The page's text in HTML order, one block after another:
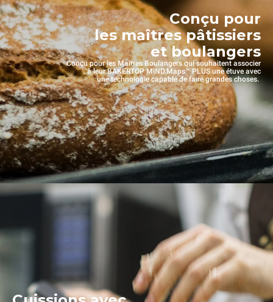
Conçu pour
les maîtres pâtissiers
et boulangers
Conçu pour les Maîtres Boulangers qui souhaitent associer
à leur BAKERTOP MIND.Maps™ PLUS une étuve avec
une technologie capable de faire grandes choses.